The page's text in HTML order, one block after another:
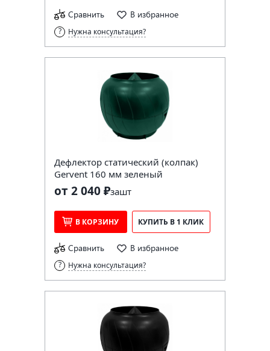
Сравнить В избранное
Нужна консультация?
Дефлектор статический (колпак)
Gervent 160 мм зеленый
от 2 040 ₽зашт
В КОРЗИНУ КУПИТЬ В 1 КЛИК
Сравнить В избранное
Нужна консультация?